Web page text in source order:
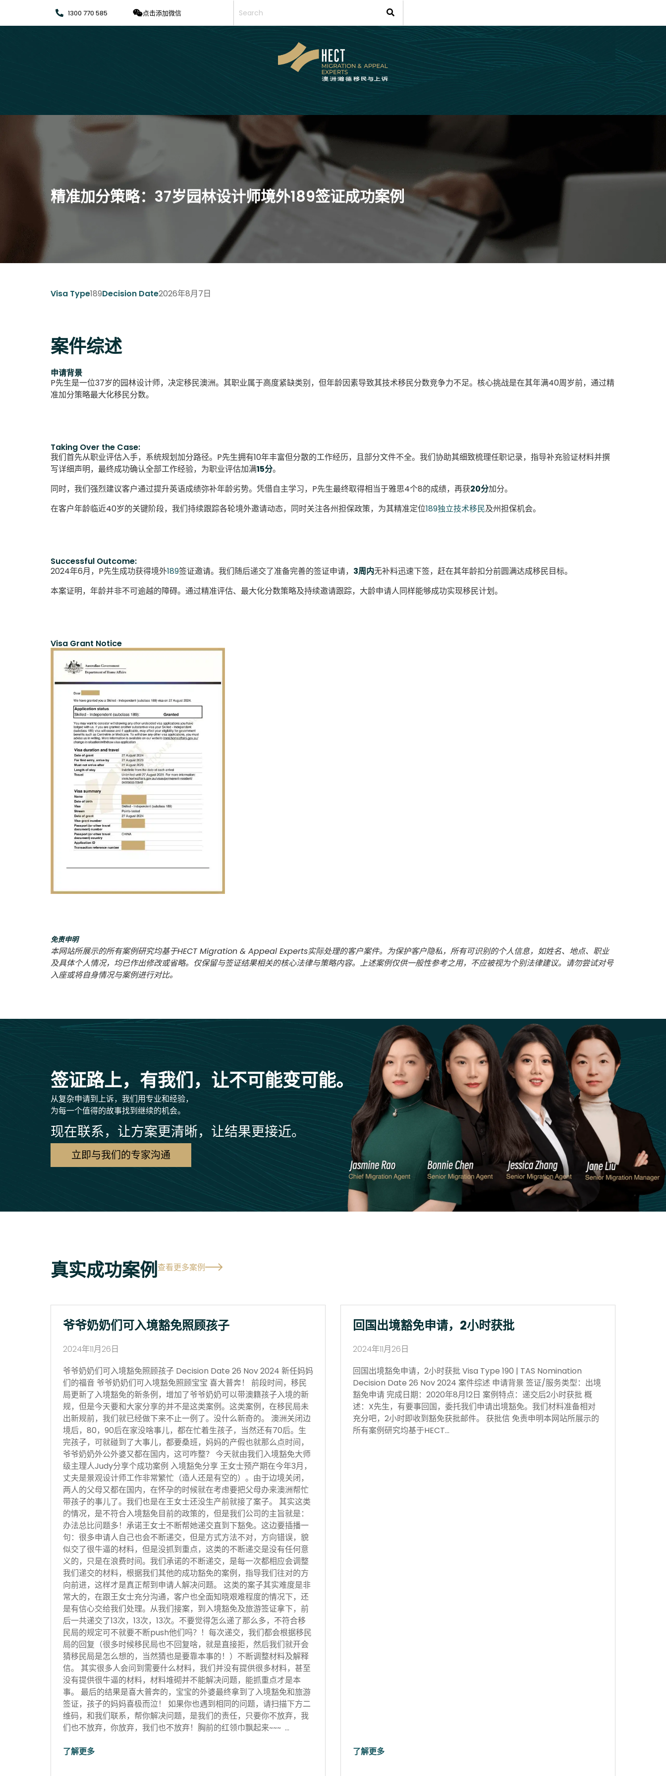
1300 770 585 点击添加微信
精准加分策略：37岁园林设计师境外189签证成功案例
Visa Type189Decision Date2026年8月7日
案件综述
申请背景
P先生是一位37岁的园林设计师，决定移民澳洲。其职业属于高度紧缺类别，但年龄因素导致其技术移民分数竞争力不足。核心挑战是在其年满40周岁前，通过精
准加分策略最大化移民分数。
Taking Over the Case:
我们首先从职业评估入手，系统规划加分路径。P先生拥有10年丰富但分散的工作经历，且部分文件不全。我们协助其细致梳理任职记录，指导补充验证材料并撰
写详细声明，最终成功确认全部工作经验，为职业评估加满15分。
同时，我们强烈建议客户通过提升英语成绩弥补年龄劣势。凭借自主学习，P先生最终取得相当于雅思4个8的成绩，再获20分加分。
在客户年龄临近40岁的关键阶段，我们持续跟踪各轮境外邀请动态，同时关注各州担保政策，为其精准定位189独立技术移民及州担保机会。
Successful Outcome:
2024年6月，P先生成功获得境外189签证邀请。我们随后递交了准备完善的签证申请， 3周内无补料迅速下签，赶在其年龄扣分前圆满达成移民目标。
本案证明，年龄并非不可逾越的障碍。通过精准评估、最大化分数策略及持续邀请跟踪，大龄申请人同样能够成功实现移民计划。
Visa Grant Notice
免责申明
本网站所展示的所有案例研究均基于HECT Migration & Appeal Experts实际处理的客户案件。为保护客户隐私，所有可识别的个人信息，如姓名、地点、职业
及具体个人情况，均已作出修改或省略。仅保留与签证结果相关的核心法律与策略内容。上述案例仅供一般性参考之用，不应被视为个别法律建议。请勿尝试对号
入座或将自身情况与案例进行对比。
签证路上，有我们，让不可能变可能。
从复杂申请到上诉，我们用专业和经验，
为每一个值得的故事找到继续的机会。
现在联系，让方案更清晰，让结果更接近。
立即与我们的专家沟通
真实成功案例查看更多案例
爷爷奶奶们可入境豁免照顾孩子
2024年11月26日
爷爷奶奶们可入境豁免照顾孩子 Decision Date 26 Nov 2024 新任妈妈
们的福音 爷爷奶奶们可入境豁免照顾宝宝 喜大普奔！ 前段时间，移民
局更新了入境豁免的新条例，增加了爷爷奶奶可以带澳籍孩子入境的新
规，但是今天要和大家分享的并不是这类案例。这类案例，在移民局未
出新规前，我们就已经做下来不止一例了。没什么新奇的。 澳洲关闭边
境后，80，90后在家没啥事儿，都在忙着生孩子，当然还有70后。生
完孩子，可就碰到了大事儿，都要桑班，妈妈的产假也就那么点时间，
爷爷奶奶外公外婆又都在国内，这可咋整？ 今天就由我们入境豁免大师
级主理人Judy分享个成功案例 入境豁免分享 王女士预产期在今年3月，
丈夫是景观设计师工作非常繁忙（造人还是有空的）。由于边境关闭，
两人的父母又都在国内，在怀孕的时候就在考虑要把父母办来澳洲帮忙
带孩子的事儿了。我们也是在王女士还没生产前就接了案子。 其实这类
的情况，是不符合入境豁免目前的政策的，但是我们公司的主旨就是：
办法总比问题多！承诺王女士不断帮她递交直到下豁免。这边要插播一
句：很多申请人自己也会不断递交，但是方式方法不对，方向错误，貌
似交了很牛逼的材料，但是没抓到重点，这类的不断递交是没有任何意
义的，只是在浪费时间。我们承诺的不断递交，是每一次都相应会调整
我们递交的材料，根据我们其他的成功豁免的案例，指导我们往对的方
向前进，这样才是真正帮到申请人解决问题。 这类的案子其实难度是非
常大的，在跟王女士充分沟通，客户也全面知晓艰难程度的情况下，还
是有信心交给我们处理。从我们接案，到入境豁免及旅游签证拿下，前
后一共递交了13次，13次，13次。不要觉得怎么递了那么多，不符合移
民局的规定可不就要不断push他们吗？！每次递交，我们都会根据移民
局的回复（很多时候移民局也不回复啥，就是直接拒，然后我们就开会
猜移民局是怎么想的，当然猜也是要靠本事的！）不断调整材料及解释
信。 其实很多人会问到需要什么材料，我们并没有提供很多材料，甚至
没有提供很牛逼的材料，材料堆砌并不能解决问题，能抓重点才是本
事。 最后的结果是喜大普奔的，宝宝的外婆最终拿到了入境豁免和旅游
签证，孩子的妈妈喜极而泣！ 如果你也遇到相同的问题，请扫描下方二
维码，和我们联系，帮你解决问题，是我们的责任，只要你不放弃，我
们也不放弃，你放弃，我们也不放弃！胸前的红领巾飘起来~~~ …
了解更多
回国出境豁免申请，2小时获批
2024年11月26日
回国出境豁免申请，2小时获批 Visa Type 190 | TAS Nomination
Decision Date 26 Nov 2024 案件综述 申请背景 签证/服务类型：出境
豁免申请 完成日期：2020年8月12日 案例特点：递交后2小时获批 概
述：X先生，有要事回国，委托我们申请出境豁免。我们材料准备相对
充分吧，2小时即收到豁免获批邮件。 获批信 免责申明本网站所展示的
所有案例研究均基于HECT…
了解更多